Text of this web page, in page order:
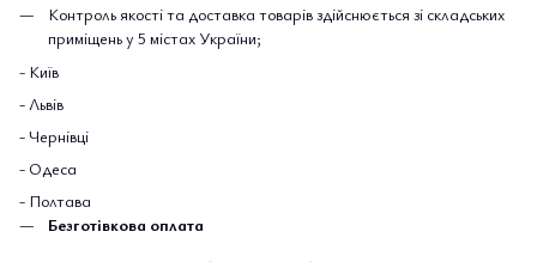
Контроль якості та доставка товарів здійснюється зі складських
приміщень у 5 містах України;
- Київ
- Львів
- Чернівці
- Одеса
- Полтава
Безготівкова оплата